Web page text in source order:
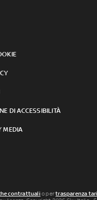
DI ACCESSIBILITÀ
MEDIA
contrattuali o pertrasparenza